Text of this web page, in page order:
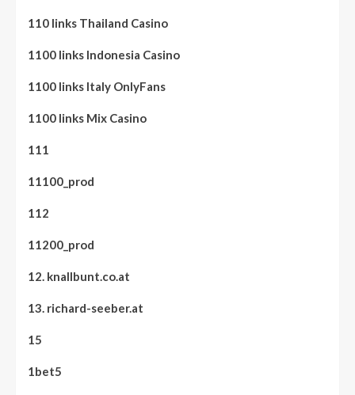
110 links Thailand Casino
1100 links Indonesia Casino
1100 links Italy OnlyFans
1100 links Mix Casino
111
11100_prod
112
11200_prod
12. knallbunt.co.at
13. richard-seeber.at
15
1bet5